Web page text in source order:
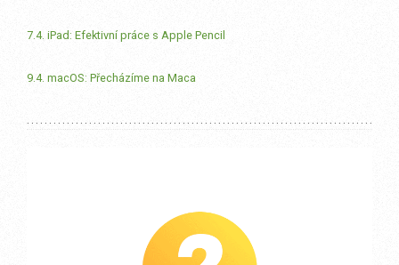
7.4. iPad: Efektivní práce s Apple Pencil
9.4. macOS: Přecházíme na Maca